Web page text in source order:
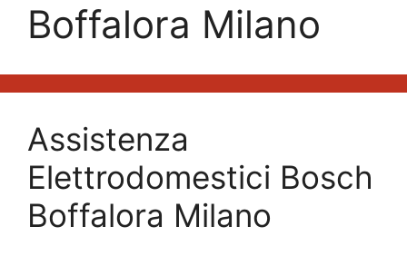
Boffalora Milano
Assistenza
Elettrodomestici Bosch
Boffalora Milano